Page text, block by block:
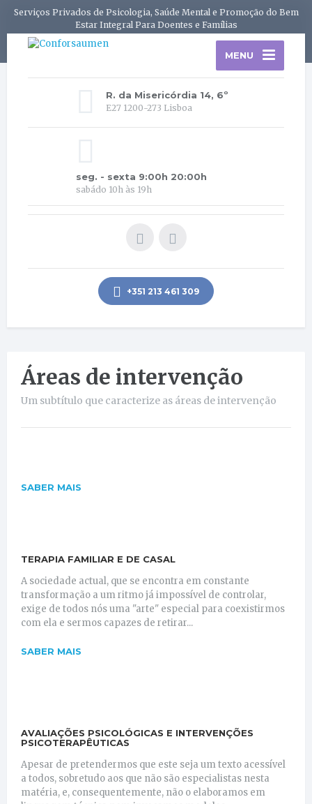
Serviços Privados de Psicologia, Saúde Mental e Promoção do Bem
Estar Integral Para Doentes e Famílias
MENU
R. da Misericórdia 14, 6º
E27 1200-273 Lisboa
seg. - sexta 9:00h 20:00h
sabádo 10h às 19h
+351 213 461 309
Áreas de intervenção
Um subtítulo que caracterize as áreas de intervenção
SABER MAIS
TERAPIA FAMILIAR E DE CASAL
A sociedade actual, que se encontra em constante
transformação a um ritmo já impossível de controlar,
exige de todos nós uma "arte" especial para coexistirmos
com ela e sermos capazes de retirar...
SABER MAIS
AVALIAÇÕES PSICOLÓGICAS E INTERVENÇÕES
PSICOTERAPÊUTICAS
Apesar de pretendermos que este seja um texto acessível
a todos, sobretudo aos que não são especialistas nesta
matéria, e, consequentemente, não o elaboramos em